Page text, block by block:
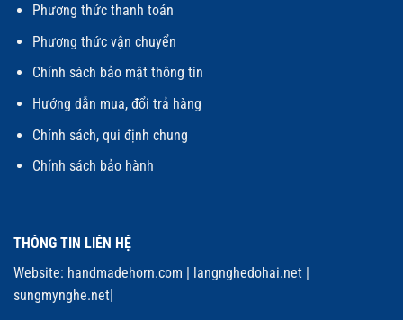
Phương thức thanh toán
Phương thức vận chuyển
Chính sách bảo mật thông tin
Hướng dẫn mua, đổi trả hàng
Chính sách, qui định chung
Chính sách bảo hành
THÔNG TIN LIÊN HỆ
Website: handmadehorn.com | langnghedohai.net |
sungmynghe.net|